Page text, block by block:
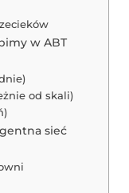
w ABT
od skali)
sieć